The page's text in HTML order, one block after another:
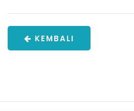
KEMBALI